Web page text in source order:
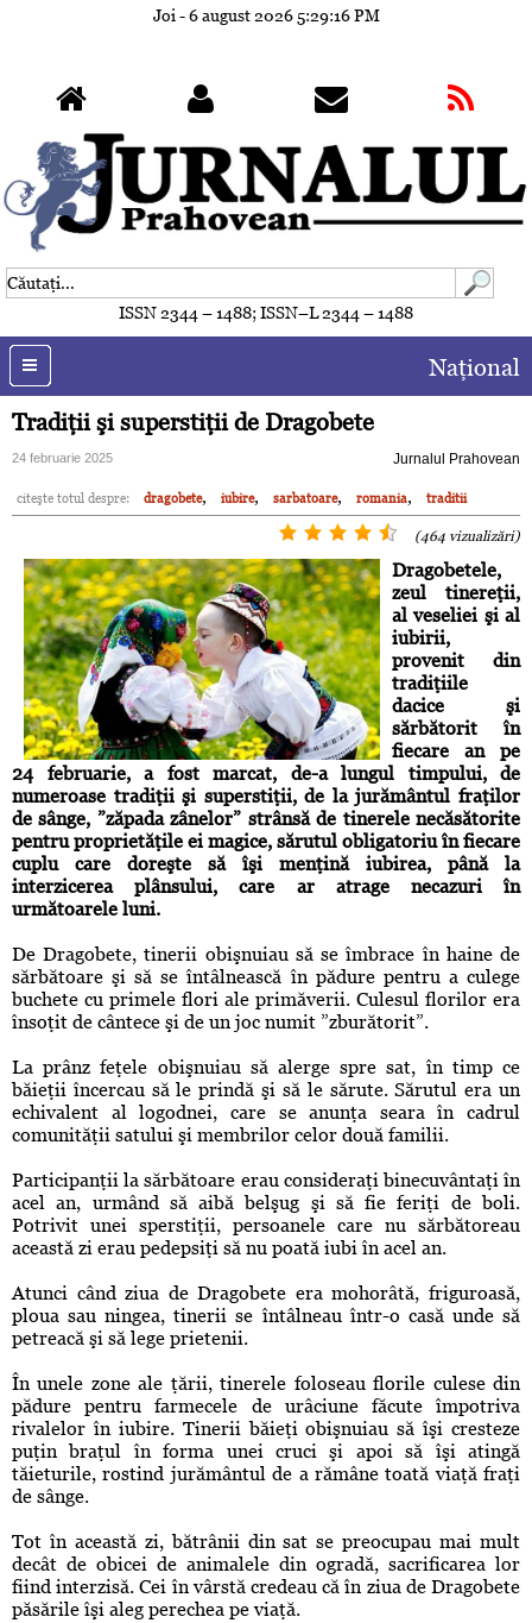
Joi - 6 august 2026 5:29:19 PM
ISSN 2344 – 1488; ISSN–L 2344 – 1488
Naţional
Tradiţii şi superstiţii de Dragobete
24 februarie 2025 Jurnalul Prahovean
citeşte totul despre: dragobete, iubire, sarbatoare, romania, traditii
(464 vizualizări)
Dragobetele,
zeul tinereţii,
al veseliei şi al
iubirii,
provenit din
tradiţiile
dacice şi
sărbătorit în
fiecare an pe
24 februarie, a fost marcat, de-a lungul timpului, de
numeroase tradiţii şi superstiţii, de la jurământul fraţilor
de sânge, ”zăpada zânelor” strânsă de tinerele necăsătorite
pentru proprietăţile ei magice, sărutul obligatoriu în fiecare
cuplu care doreşte să îşi menţină iubirea, până la
interzicerea plânsului, care ar atrage necazuri în
următoarele luni.
De Dragobete, tinerii obişnuiau să se îmbrace în haine de
sărbătoare şi să se întâlnească în pădure pentru a culege
buchete cu primele flori ale primăverii. Culesul florilor era
însoţit de cântece şi de un joc numit ”zburătorit”.
La prânz feţele obişnuiau să alerge spre sat, în timp ce
băieţii încercau să le prindă şi să le sărute. Sărutul era un
echivalent al logodnei, care se anunţa seara în cadrul
comunităţii satului şi membrilor celor două familii.
Participanţii la sărbătoare erau consideraţi binecuvântaţi în
acel an, urmând să aibă belşug şi să fie feriţi de boli.
Potrivit unei sperstiţii, persoanele care nu sărbătoreau
această zi erau pedepsiţi să nu poată iubi în acel an.
Atunci când ziua de Dragobete era mohorâtă, friguroasă,
ploua sau ningea, tinerii se întâlneau într-o casă unde să
petreacă şi să lege prietenii.
În unele zone ale ţării, tinerele foloseau florile culese din
pădure pentru farmecele de urâciune făcute împotriva
rivalelor în iubire. Tinerii băieţi obişnuiau să îşi cresteze
puţin braţul în forma unei cruci şi apoi să îşi atingă
tăieturile, rostind jurământul de a rămâne toată viaţă fraţi
de sânge.
Tot în această zi, bătrânii din sat se preocupau mai mult
decât de obicei de animalele din ogradă, sacrificarea lor
fiind interzisă. Cei în vârstă credeau că în ziua de Dragobete
păsările îşi aleg perechea pe viaţă.